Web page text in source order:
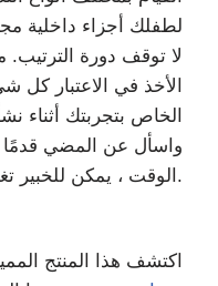
لطفلك أجزاء داخلية
الأخذ في الاعتبار
واسأل عن المضي
الوقت ، يمكن للخبير تغيير الجزء.
اكتشف هذا المنتج